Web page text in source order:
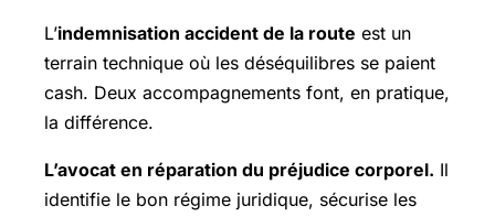
L’indemnisation accident de la route est un
terrain technique où les déséquilibres se paient
cash. Deux accompagnements font, en pratique,
la différence.
L’avocat en réparation du préjudice corporel. Il
identifie le bon régime juridique, sécurise les